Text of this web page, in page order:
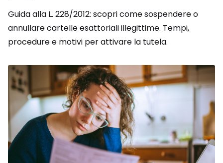
Guida alla L. 228/2012: scopri come sospendere o
annullare cartelle esattoriali illegittime. Tempi,
procedure e motivi per attivare la tutela.